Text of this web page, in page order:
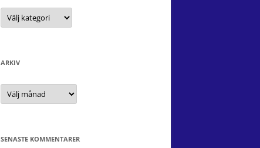
Välj
Ämne/kategori
ARKIV
Arkiv
SENASTE KOMMENTARER